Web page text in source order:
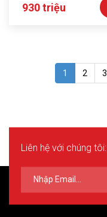
930 triệu
1 2 3
Liên hệ với chúng tôi: